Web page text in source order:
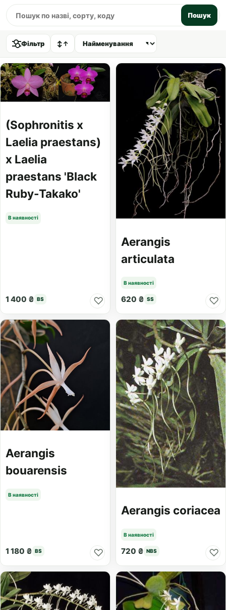
Пошук
Фільтр ↕↑
(Sophronitis x
Laelia praestans)
x Laelia
praestans 'Black
Ruby-Takako'
В наявності
1 400 ₴ BS ♡
Aerangis
articulata
В наявності
620 ₴ SS ♡
Aerangis
bouarensis
В наявності
1 180 ₴ BS ♡
Aerangis coriacea
В наявності
720 ₴ NBS ♡